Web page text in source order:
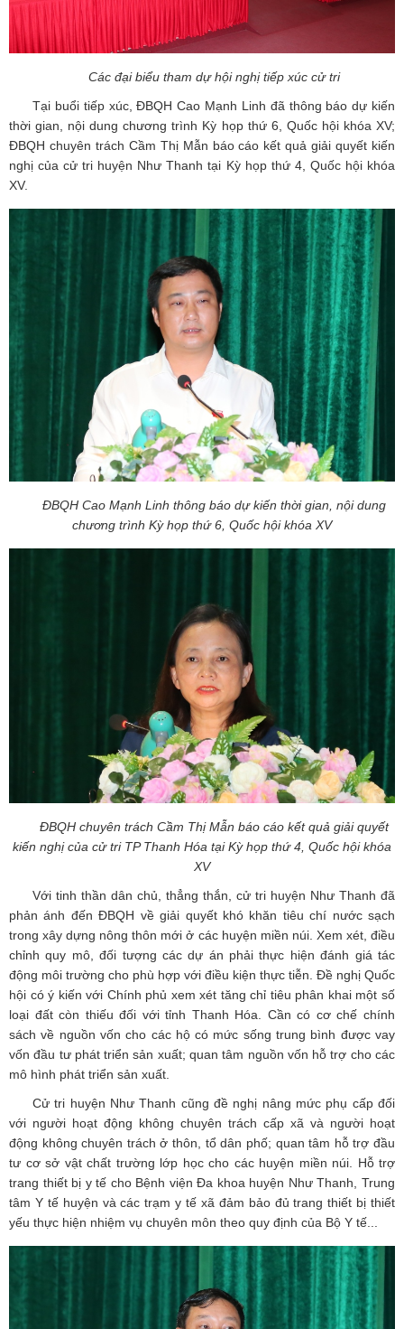
Các đại biểu tham dự hội nghị tiếp xúc cử tri
Tại buổi tiếp xúc, ĐBQH Cao Mạnh Linh đã thông báo dự kiến
thời gian, nội dung chương trình Kỳ họp thứ 6, Quốc hội khóa XV;
ĐBQH chuyên trách Cầm Thị Mẫn báo cáo kết quả giải quyết kiến
nghị của cử tri huyện Như Thanh tại Kỳ họp thứ 4, Quốc hội khóa
XV.
ĐBQH Cao Mạnh Linh thông báo dự kiến thời gian, nội dung
chương trình Kỳ họp thứ 6, Quốc hội khóa XV
ĐBQH chuyên trách Cầm Thị Mẫn báo cáo kết quả giải quyết
kiến nghị của cử tri TP Thanh Hóa tại Kỳ họp thứ 4, Quốc hội khóa
XV
Với tinh thần dân chủ, thẳng thắn, cử tri huyện Như Thanh đã
phản ánh đến ĐBQH về giải quyết khó khăn tiêu chí nước sạch
trong xây dựng nông thôn mới ở các huyện miền núi. Xem xét, điều
chỉnh quy mô, đối tượng các dự án phải thực hiện đánh giá tác
động môi trường cho phù hợp với điều kiện thực tiễn. Đề nghị Quốc
hội có ý kiến với Chính phủ xem xét tăng chỉ tiêu phân khai một số
loại đất còn thiếu đối với tỉnh Thanh Hóa. Cần có cơ chế chính
sách về nguồn vốn cho các hộ có mức sống trung bình được vay
vốn đầu tư phát triển sản xuất; quan tâm nguồn vốn hỗ trợ cho các
mô hình phát triển sản xuất.
Cử tri huyện Như Thanh cũng đề nghị nâng mức phụ cấp đối
với người hoạt động không chuyên trách cấp xã và người hoạt
động không chuyên trách ở thôn, tổ dân phố; quan tâm hỗ trợ đầu
tư cơ sở vật chất trường lớp học cho các huyện miền núi. Hỗ trợ
trang thiết bị y tế cho Bệnh viện Đa khoa huyện Như Thanh, Trung
tâm Y tế huyện và các trạm y tế xã đảm bảo đủ trang thiết bị thiết
yếu thực hiện nhiệm vụ chuyên môn theo quy định của Bộ Y tế...